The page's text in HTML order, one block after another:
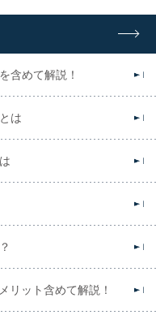
含めて解説！
は
リット含めて解説！